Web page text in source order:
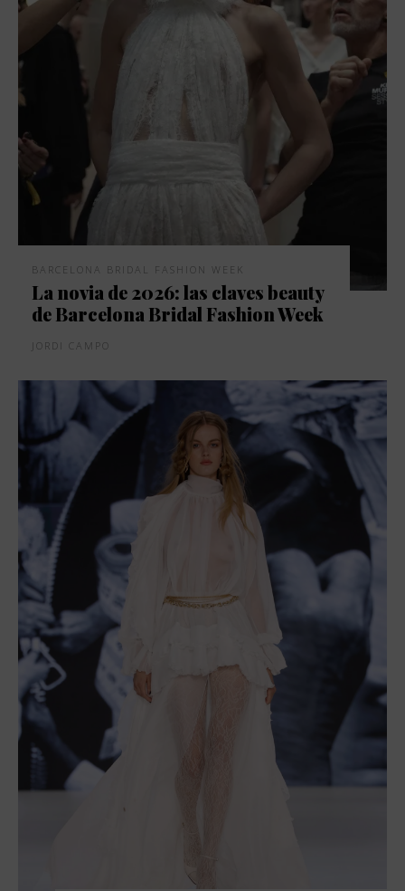
BARCELONA BRIDAL FASHION WEEK
La novia de 2026: las claves beauty
de Barcelona Bridal Fashion Week
JORDI CAMPO